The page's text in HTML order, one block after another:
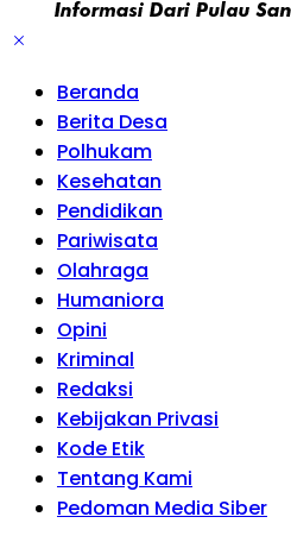
Beranda
Berita Desa
Polhukam
Kesehatan
Pendidikan
Pariwisata
Olahraga
Humaniora
Opini
Kriminal
Redaksi
Kebijakan Privasi
Kode Etik
Tentang Kami
Pedoman Media Siber